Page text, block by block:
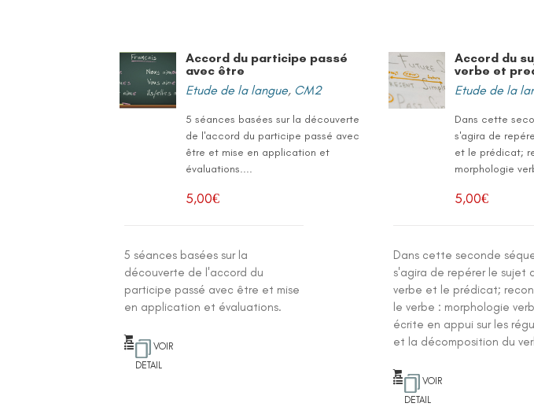
Accord du participe passé
avec être
Etude de la langue, CM2
5 séances basées sur la découverte
de l'accord du participe passé avec
être et mise en application et
évaluations....
5,00€
5 séances basées sur la
découverte de l'accord du
participe passé avec être et mise
en application et évaluations.
VOIR
DETAIL
Accord du
verbe et
Etude de la
Dans cette
s'agira de
et le prédicat;
morphologie
5,00€
Dans cette seconde
s'agira de repérer le sujet
verbe et le prédicat;
le verbe : morphologie
écrite en appui sur les
et la décomposition du
VOIR
DETAIL